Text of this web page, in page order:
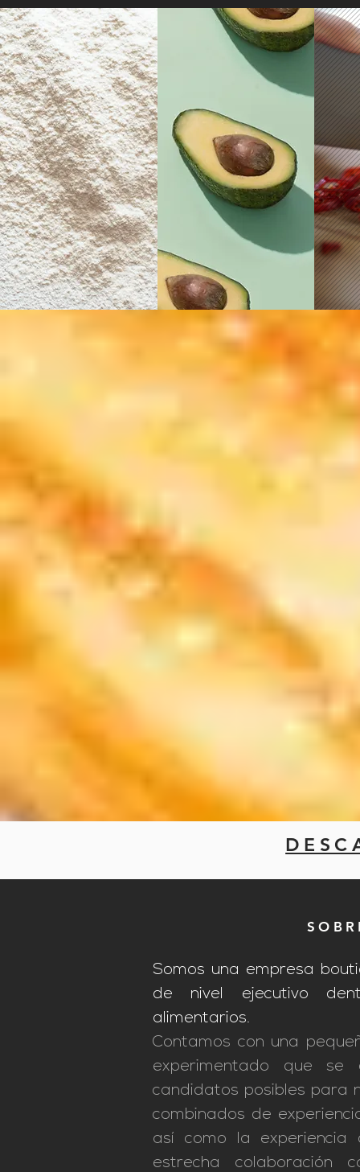
Somos una empresa
de nivel ejecutivo
alimentarios.
Contamos con una
experimentado que
candidatos posibles para
combinados de
así como la
estrecha colaboración